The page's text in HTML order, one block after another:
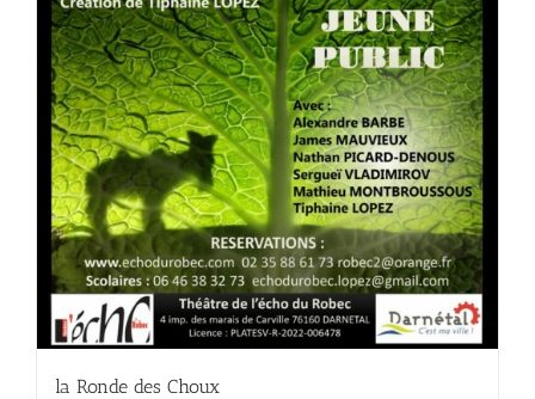
la Ronde des Choux